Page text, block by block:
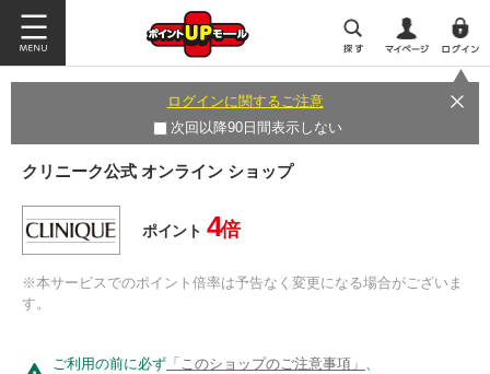
ログインに関するご注意
次回以降90日間表示しない
クリニーク公式 オンライン ショップ
ポイント 4倍
※本サービスでのポイント倍率は予告なく変更になる場合がございま
す。
ご利用の前に必ず 「このショップのご注意事項」 、